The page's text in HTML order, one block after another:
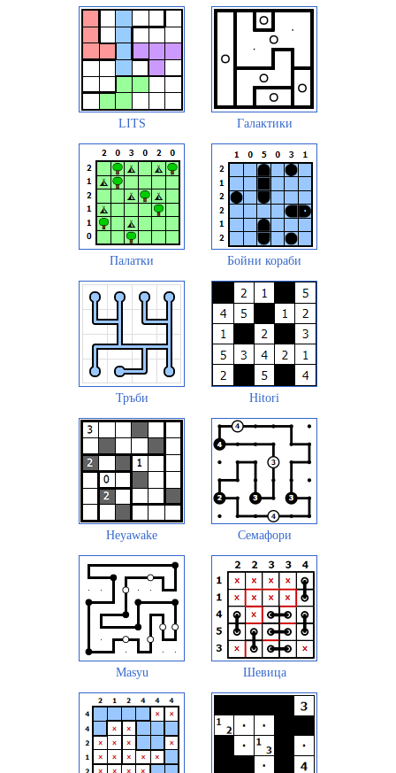
LITS Галактики
Палатки Бойни кораби
Тръби Hitori
Heyawake Семафори
Masyu Шевица